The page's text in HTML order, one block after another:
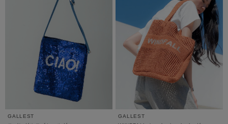
GALLEST
GALLEST